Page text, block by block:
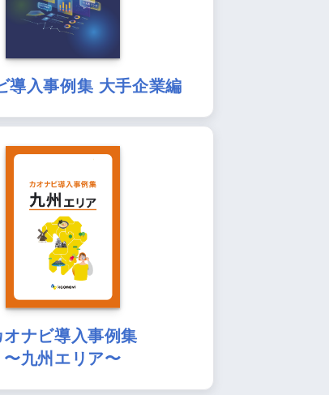
導入事例集 大手企業編
オナビ導入事例集
〜九州エリア〜